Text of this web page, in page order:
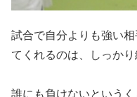
試合で自分よりも強い
てくれるのは、しっか
誰にも負けないという